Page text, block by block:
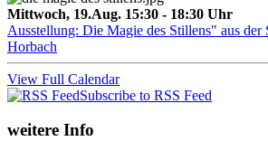
Mittwoch, 19.Aug. 15:30 - 18:30 Uhr
Ausstellung: Die Magie des Stillens" aus der
Horbach
View Full Calendar
Subscribe to RSS Feed
weitere Info